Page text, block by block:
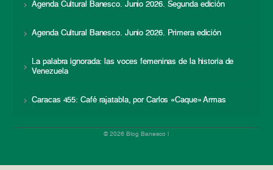
Agenda Cultural Banesco. Junio 2026. Segunda edición
Agenda Cultural Banesco. Junio 2026. Primera edición
La palabra ignorada: las voces femeninas de la historia de
Venezuela
Caracas 455: Café rajatabla, por Carlos «Caque» Armas
© 2026 Blog Banesco |